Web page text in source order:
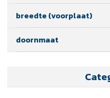
breedte (voorplaat)
doornmaat